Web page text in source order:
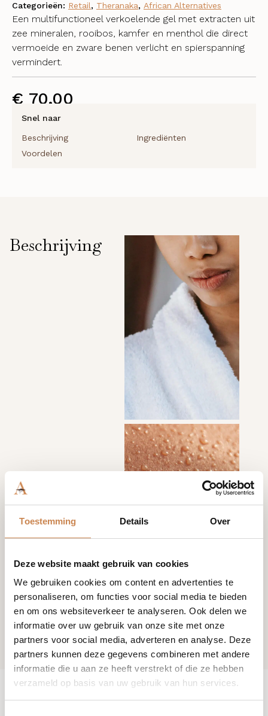
Toestemming Details Over
Deze website maakt gebruik van cookies
We gebruiken cookies om content en advertenties te
personaliseren, om functies voor social media te bieden
en om ons websiteverkeer te analyseren. Ook delen we
informatie over uw gebruik van onze site met onze
partners voor social media, adverteren en analyse. Deze
partners kunnen deze gegevens combineren met andere
informatie die u aan ze heeft verstrekt of die ze hebben
verzameld op basis van uw gebruik van hun services.
€ 70,00
Snel naar
Beschrijving
Ingrediënten
Voordelen
Een multifunctioneel verkoelende gel met extracten uit
zee mineralen, rooibos, kamfer en menthol die direct
vermoeide en zware benen verlicht en spierspanning
vermindert.
Categorieën: Retail, Theranaka, African Alternatives
Beschrijving